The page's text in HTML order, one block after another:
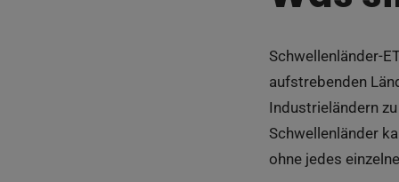
Schwellenländer-
aufstrebenden
Industrieländern
Schwellenländer
ohne jedes